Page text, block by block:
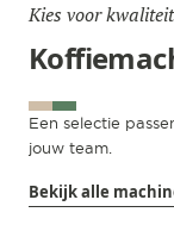
Kies voor
Een selectie
jouw team.
Bekijk alle